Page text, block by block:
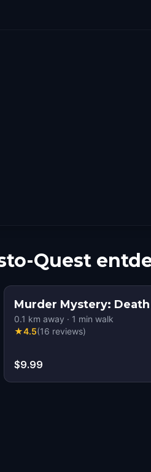
Quest
Murder Mystery:
0.1 km away · 1 min walk
★4.5(16 reviews)
$9.99